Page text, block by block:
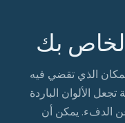
بك
الذي تقضي فيه
الألوان الباردة
الدفء. يمكن أن